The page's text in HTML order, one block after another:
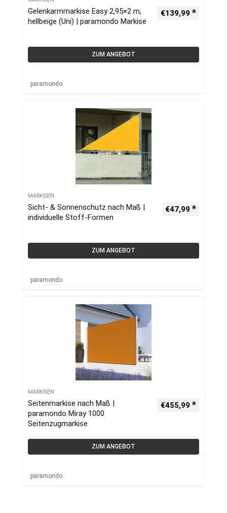
Gelenkarmmarkise Easy 2,95×2 m,
hellbeige (Uni) | paramondo Markise
€139,99
ZUM ANGEBOT
paramondo
MARKISEN
Sicht- & Sonnenschutz nach Maß |
individuelle Stoff-Formen
€47,99
ZUM ANGEBOT
paramondo
MARKISEN
Seitenmarkise nach Maß |
paramondo Miray 1000
Seitenzugmarkise
€455,99
ZUM ANGEBOT
paramondo